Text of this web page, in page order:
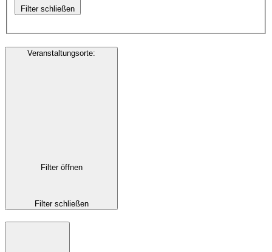
Filter schließen
Veranstaltungsorte:
Filter öffnen
Filter schließen